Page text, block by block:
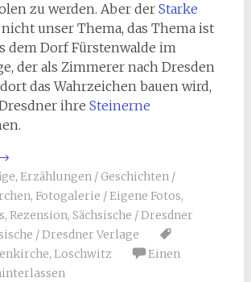
zu werden. Aber der Starke
unser Thema, das Thema ist
dem Dorf Fürstenwalde im
der als Zimmerer nach Dresden
das Wahrzeichen bauen wird,
ihre Steinerne
, Erzählungen / Geschichten /
, Fotogalerie / Eigene Fotos,
, Rezension, Sächsische / Dresdner
/ Dresdner Verlage
, Loschwitz
Einen